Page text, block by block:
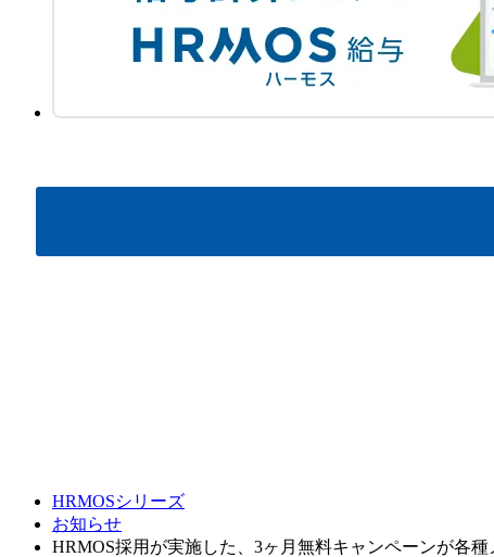
HRMOSシリーズ
お知らせ
HRMOS採用が実施した、3ヶ月無料キャンペーンが各